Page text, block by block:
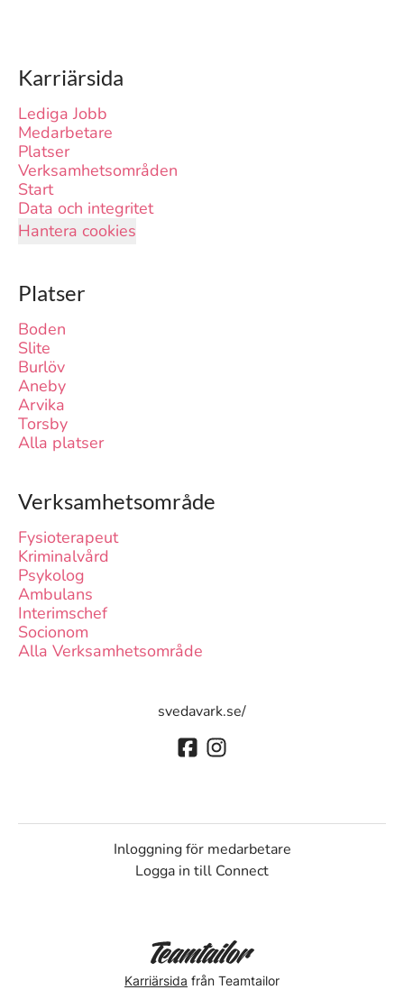
Karriärsida
Lediga Jobb
Medarbetare
Platser
Verksamhetsområden
Start
Data och integritet
Hantera cookies
Platser
Boden
Slite
Burlöv
Aneby
Arvika
Torsby
Alla platser
Verksamhetsområde
Fysioterapeut
Kriminalvård
Psykolog
Ambulans
Interimschef
Socionom
Alla Verksamhetsområde
svedavark.se/
Inloggning för medarbetare
Logga in till Connect
Karriärsida från Teamtailor